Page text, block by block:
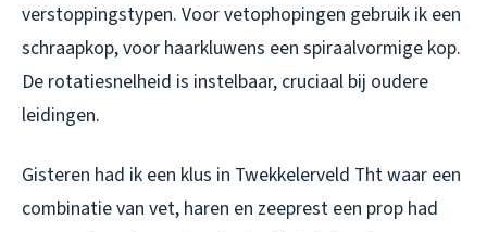
verstoppingstypen. Voor vetophopingen gebruik ik een
schraapkop, voor haarkluwens een spiraalvormige kop.
De rotatiesnelheid is instelbaar, cruciaal bij oudere
leidingen.
Gisteren had ik een klus in Twekkelerveld Tht waar een
combinatie van vet, haren en zeeprest een prop had